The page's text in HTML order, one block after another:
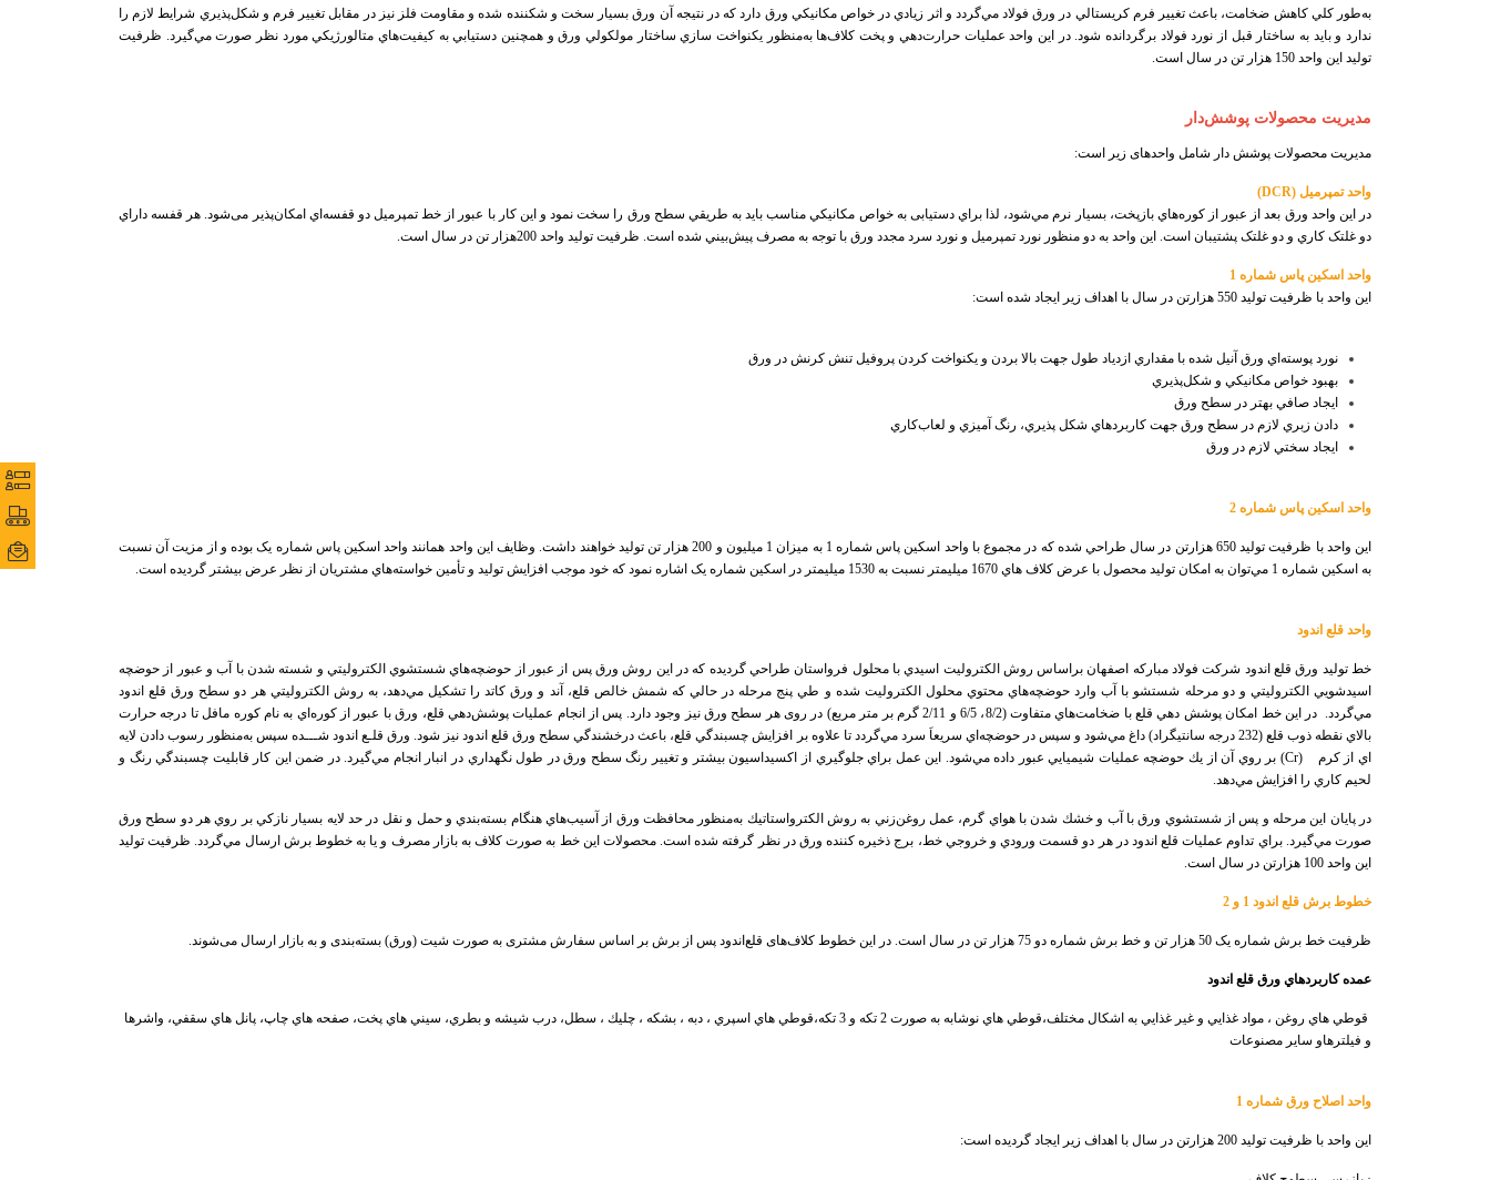
بهطور کلي کاهش ضخامت، باعث تغيير فرم کريستالي در ورق فولاد مي‌گردد و اثر زيادي در خواص مکانيکي ورق دارد که در نتيجه آن ورق بسيار سخت و شکننده شده و مقاومت فلز نيز در مقابل تغيير فرم و شکل‌پذيري شرايط لازم را
ندارد و بايد به ساختار قبل از نورد فولاد برگردانده شود. در اين واحد عمليات حرارت‌دهي و پخت کلاف‌ها به‌منظور يکنواخت سازي ساختار مولکولي ورق و همچنين دستيابي به کيفيت‌هاي متالورژيکي مورد نظر صورت مي‌گيرد. ظرفيت
توليد اين واحد 150 هزار تن در سال است
.
مدیریت محصولات پوشش‌دار
مدیریت محصولات پوشش دار شامل واحدهای زیر است:
واحد تمپرميل (DCR
)
در اين واحد ورق بعد از عبور از کوره‌هاي بازپخت، بسيار نرم مي‌شود، لذا براي دستیابی به خواص مکانيکي مناسب بايد به طريقي سطح ورق را سخت نمود و اين کار با عبور از خط تمپرميل دو قفسه‌اي امکان‌پذیر می‌شود. هر قفسه داراي
دو غلتک کاري و دو غلتک پشتيبان است. این واحد به دو منظور نورد تمپرميل و نورد سرد مجدد ورق با توجه به مصرف پيش‌بيني شده است. ظرفيت توليد واحد 200هزار تن در سال است
واحد اسكين پاس شماره 1
اين واحد با ظرفيت توليد 550 هزارتن در سال با اهداف زير ايجاد شده است
:
نورد پوسته‌اي ورق آنيل شده با مقداري ازدياد طول جهت بالا بردن و يكنواخت كردن پروفيل تنش كرنش در ورق
بهبود خواص مكانيكي و شكل‌پذيري
ايجاد صافي بهتر در سطح ورق
دادن زبري لازم در سطح ورق جهت كاربردهاي شكل پذيري، رنگ آميزي و لعاب‌كاري
ايجاد سختي لازم در ورق
واحد اسكين پاس شماره 2
اين واحد با ظرفيت توليد 650 هزارتن در سال طراحي شده كه در مجموع با واحد اسكين پاس شماره 1 به ميزان 1 میلیون و 200 هزار تن توليد خواهند داشت. وظایف اين واحد همانند واحد اسكين پاس شماره يک بوده و از مزيت آن نسبت
به اسكين شماره 1 مي‌توان به امكان توليد محصول با عرض كلاف هاي 1670 ميليمتر نسبت به 1530 ميليمتر در اسكين شماره يک اشاره نمود كه خود موجب افزايش توليد و تأمين خواسته‌هاي مشتريان از نظر عرض بيشتر گرديده است
واحد قلع اندود
خط توليد ورق قلع اندود شركت فولاد مباركه اصفهان براساس روش الكتروليت اسيدي با محلول فرواستان طراحي گرديده كه در اين روش ورق پس از عبور از حوضچه‌هاي شستشوي الكتروليتي و شسته شدن با آب و عبور از حوضچه
اسيدشويي الكتروليتي و دو مرحله شستشو با آب وارد حوضچه‌هاي محتوي محلول الكتروليت شده و طي پنج مرحله در حالي كه شمش خالص قلع، آند و ورق كاتد را تشكيل مي‌دهد، به روش الكتروليتي هر دو سطح ورق قلع اندود
مي‌گردد.
در اين خط امكان پوشش دهي قلع با ضخامت‌هاي متفاوت (8/2، 6/5 و 2/11 گرم بر متر مربع) در روی هر سطح ورق نيز وجود دارد. پس از انجام عمليات پوشش‌دهي قلع، ورق با عبور از كوره‌اي به نام كوره مافل تا درجه حرارت
بالاي نقطه ذوب قلع (232 درجه سانتيگراد) داغ مي‌شود و سپس در حوضچه‌اي سريعاَ سرد مي‌گردد تا علاوه بر افزايش چسبندگي قلع، باعث درخشندگي سطح ورق قلع اندود نيز ‌شود. ورق قلـع اندود شـــده سپس به‌منظور رسوب دادن لايه
اي از كرم
(
Cr) بر روي آن از يك حوضچه عمليات شيميايي عبور داده مي‌شود. اين عمل براي جلوگيري از اكسيداسيون بيشتر و تغيير رنگ سطح ورق در طول نگهداري در انبار انجام مي‌گیرد. در ضمن اين كار قابليت چسبندگي رنگ و
لحيم كاري را افزايش مي‌دهد
در پايان اين مرحله و پس از شستشوي ورق با آب و خشك شدن با هواي گرم، عمل روغن‌زني به روش الكترواستاتيك به‌منظور محافظت ورق از آسيب‌هاي هنگام بسته‌بندي و حمل و نقل در حد لايه بسيار نازكي بر روي هر دو سطح ورق
صورت مي‌گيرد. براي تداوم عمليات قلع اندود در هر دو قسمت ورودي و خروجي خط، برج ذخيره كننده ورق در نظر گرفته شده است. محصولات اين خط به صورت كلاف به بازار مصرف و یا به خطوط برش ارسال مي‌گردد. ظرفيت توليد
اين واحد 100 هزارتن در سال است
خطوط برش قلع اندود 1 و 2
ظرفیت خط برش شماره یک 50 هزار تن و خط برش شماره دو 75 هزار تن در سال است. در این خطوط کلاف‌های قلع‌اندود پس از برش بر اساس سفارش مشتری به صورت شیت (ورق) بسته‌بندی و به بازار ارسال می‌شوند.
عمده كاربردهاي ورق قلع اندود
قوطي هاي روغن ، مواد غذايي و غير غذايي به اشكال مختلف،قوطي هاي نوشابه به صورت 2 تكه و 3 تكه، قوطي هاي اسپري ، دبه ، بشكه ، چليك ، سطل، درب شيشه و بطري، سيني هاي پخت، صفحه هاي چاپ، پانل هاي سقفي، واشرها
و فيلترهاو ساير مصنوعات
واحد اصلاح ورق شماره 1
اين واحد با ظرفيت توليد 200 هزارتن در سال با اهداف زير ايجاد گرديده است: